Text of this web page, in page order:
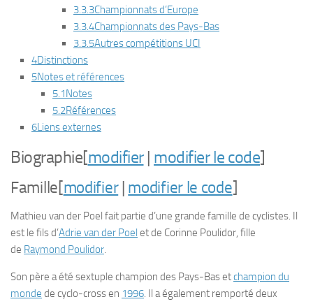
3.3.3Championnats d’Europe
3.3.4Championnats des Pays-Bas
3.3.5Autres compétitions UCI
4Distinctions
5Notes et références
5.1Notes
5.2Références
6Liens externes
Biographie[modifier| modifier le code]
Famille[modifier| modifier le code]
Mathieu van der Poel fait partie d’une grande famille de cyclistes. Il
est le fils d’Adrie van der Poel et de Corinne Poulidor, fille
de Raymond Poulidor.
Son père a été sextuple champion des Pays-Bas etchampion du
monde de cyclo-cross en 1996. Il a également remporté deux